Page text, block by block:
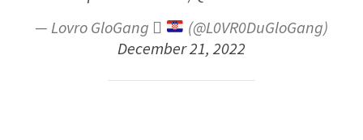
— Lovro GloGang 
(@L0VR0DuGloGang)
December 21, 2022